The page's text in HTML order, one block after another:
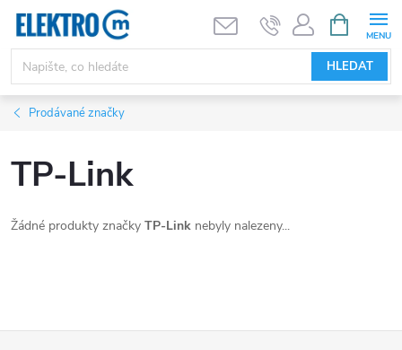
Přejít
obsah
HLEDAT
NÁKUPNÍ
KOŠÍK
Prodávané značky
TP-Link
Žádné produkty značky TP-Link nebyly nalezeny...